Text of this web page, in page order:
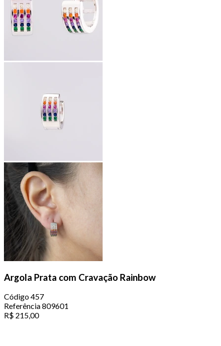
Argola Prata com Cravação Rainbow
Código457
Referência809601
R$ 215,00